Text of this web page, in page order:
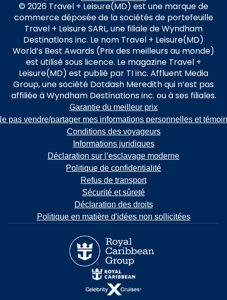
© 2026 Travel + Leisure(MD) est une marque de
commerce déposée de la sociétés de portefeuille
Travel + Leisure SARL, une filiale de Wyndham
Destinations inc. Le nom Travel + Leisure(MD)
World’s Best Awards (Prix des meilleurs au monde)
est utilisé sous licence. Le magazine Travel +
Leisure(MD) est publié par TI inc. Affluent Media
Group, une société Dotdash Meredith qui n’est pas
affiliée à Wyndham Destinations inc. ou à ses filiales.
Garantie du meilleur prix
pas vendre/partager mes informations personnelles et
Conditions des voyageurs
Informations juridiques
Déclaration sur l’esclavage moderne
Politique de confidentialité
Refus de transport
Sécurité et sûreté
Déclaration des droits
Politique en matière d'idées non sollicitées